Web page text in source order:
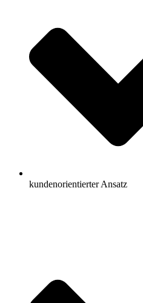
kundenorientierter Ansatz